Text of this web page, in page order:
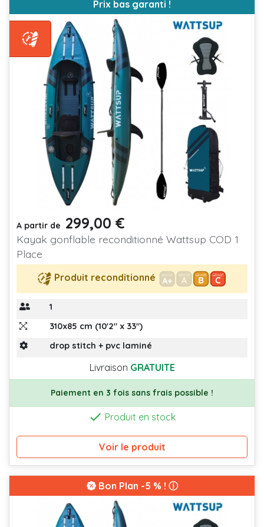
Prix bas garanti !
Prix
A partir de 299,00 €
Kayak gonflable reconditionné Wattsup COD 1
Place
Produit reconditionné
1
310x85 cm (10'2" x 33")
drop stitch + pvc laminé
Livraison GRATUITE
Paiement en 3 fois sans frais possible !
 Produit en stock
Voir le produit
Bon Plan -5 % ! ⓘ